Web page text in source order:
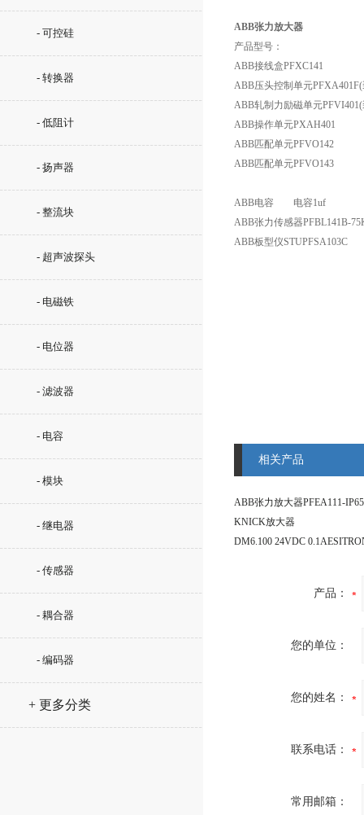
- 可控硅
- 转换器
- 低阻计
- 扬声器
- 整流块
- 超声波探头
- 电磁铁
- 电位器
- 滤波器
- 电容
- 模块
- 继电器
- 传感器
- 耦合器
- 编码器
+ 更多分类
ABB张力放大器
产品型号：
ABB接线盒PFXC141
ABB压头控制单元
ABB轧制力励磁单元
ABB操作单元PXAH401
ABB匹配单元PFVO142
ABB匹配单元PFVO143
ABB电容 电容1uf
ABB张力传感器PFBL141B-
ABB板型仪STUPFSA103C
相关产品
ABB张力放大器PFEA111-IP65
KNICK放大器
产品：
您的单位：
您的姓名：
联系电话：
常用邮箱：